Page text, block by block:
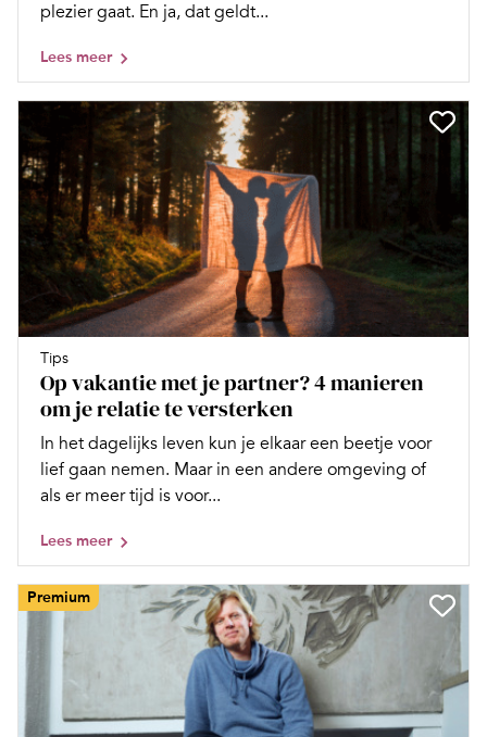
plezier gaat. En ja, dat geldt...
Lees meer
Tips
Op vakantie met je partner? 4 manieren
om je relatie te versterken
In het dagelijks leven kun je elkaar een beetje voor
lief gaan nemen. Maar in een andere omgeving of
als er meer tijd is voor...
Lees meer
Premium